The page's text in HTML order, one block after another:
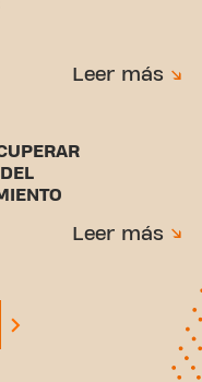
Leer más
Leer más
2